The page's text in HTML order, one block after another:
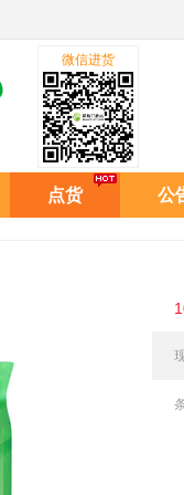
微信进货
点货 公